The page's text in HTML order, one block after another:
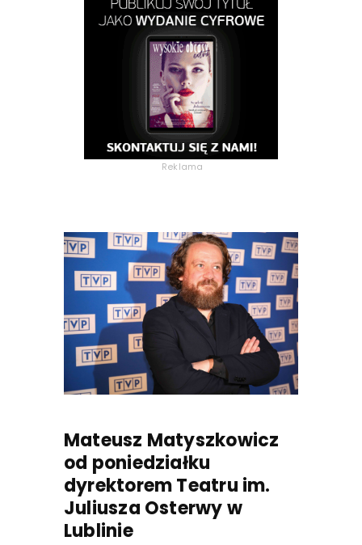
Reklama
Mateusz Matyszkowicz
od poniedziałku
dyrektorem Teatru im.
Juliusza Osterwy w
Lublinie